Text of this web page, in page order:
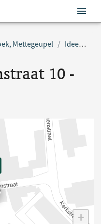
Mettegeupel Idee
10 -
+